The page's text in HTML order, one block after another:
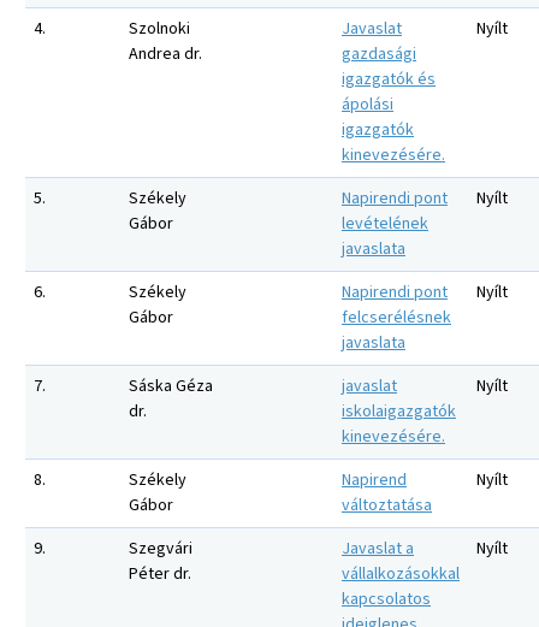
4.
Szolnoki
Andrea dr.
Javaslat
gazdasági
igazgatók és
ápolási
igazgatók
kinevezésére.
Nyílt
5.
Székely
Gábor
Napirendi pont
levételének
javaslata
Nyílt
6.
Székely
Gábor
Napirendi pont
felcserélésnek
javaslata
Nyílt
7.
Sáska Géza
dr.
javaslat
iskolaigazgatók
kinevezésére.
Nyílt
8.
Székely
Gábor
Napirend
változtatása
Nyílt
9.
Szegvári
Péter dr.
Javaslat a
vállalkozásokkal
kapcsolatos
Nyílt